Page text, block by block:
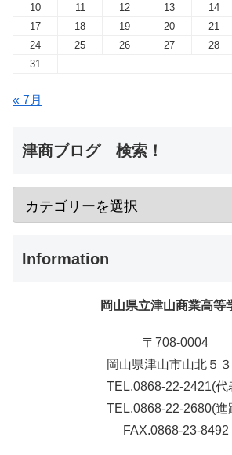
10
11 12 13 14
17
18 19 20 21
24
25 26 27 28
31
« 7月
津商ブログ 検索！
Information
岡山県立津山商業高等
〒708-0004
岡山県津山市山北５３
TEL.0868-22-2421(代
TEL.0868-22-2680(進
FAX.0868-23-8492